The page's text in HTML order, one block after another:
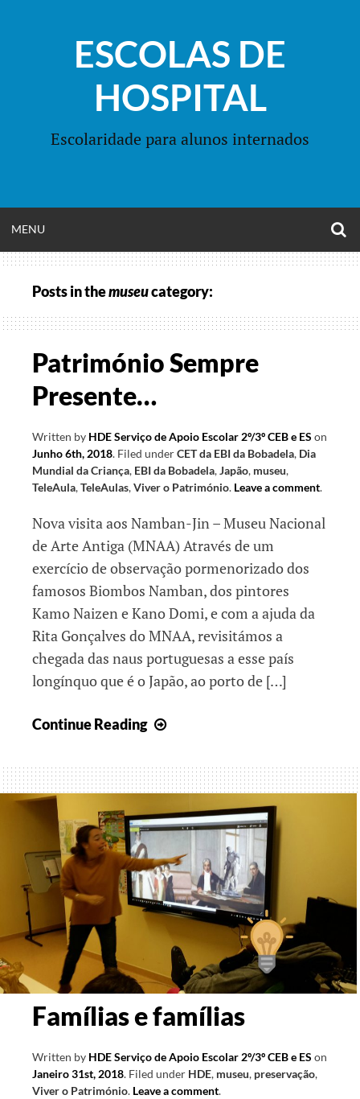
ESCOLAS DE
HOSPITAL
Escolaridade para alunos internados
MENU
MENU
Posts in themuseucategory:
Património Sempre
Presente…
Written by HDE Serviço de Apoio Escolar 2º/3º CEB e ES on
Junho 6th, 2018. Filed underCET da EBI da Bobadela, Dia
Mundial da Criança, EBI da Bobadela,Japão, museu,
TeleAula,TeleAulas,Viver o Património. Leave a comment.
Nova visita aos Namban-Jin – Museu Nacional
de Arte Antiga (MNAA) Através de um
exercício de observação pormenorizado dos
famosos Biombos Namban, dos pintores
Kamo Naizen e Kano Domi, e com a ajuda da
Rita Gonçalves do MNAA, revisitámos a
chegada das naus portuguesas a esse país
longínquo que é o Japão, ao porto de […]
Continue Reading
Presente…
Famílias e famílias
Written by HDE Serviço de Apoio Escolar 2º/3º CEB e ES on
Janeiro 31st, 2018. Filed under HDE, museu, preservação,
Viver o Património. Leave a comment.